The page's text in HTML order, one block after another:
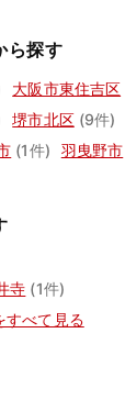
ら探す
大阪市東住吉区
堺市北区 (9件)
(1件) 羽曳野市
寺 (1件)
すべて見る